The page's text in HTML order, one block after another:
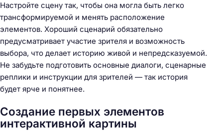
Настройте сцену так, чтобы она могла быть легко
трансформируемой и менять расположение
элементов. Хороший сценарий обязательно
предусматривает участие зрителя и возможность
выбора, что делает историю живой и непредсказуемой.
Не забудьте подготовить основные диалоги, сценарные
реплики и инструкции для зрителей — так история
будет ярче и понятнее.
Создание первых элементов
интерактивной картины